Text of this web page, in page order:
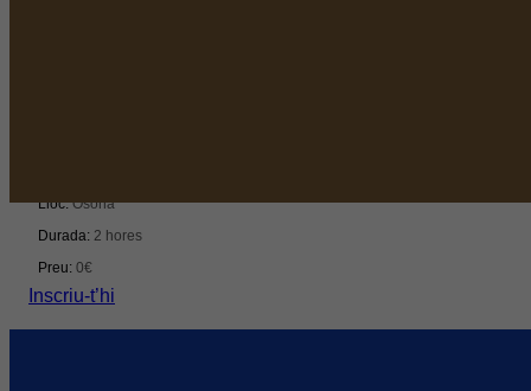
Lloc:Osona
Durada: 2 hores
Preu: 0€
Inscriu-t’hi